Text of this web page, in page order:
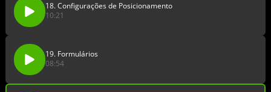
18. Configurações de Posicionamento
10:21
19. Formulários
08:54